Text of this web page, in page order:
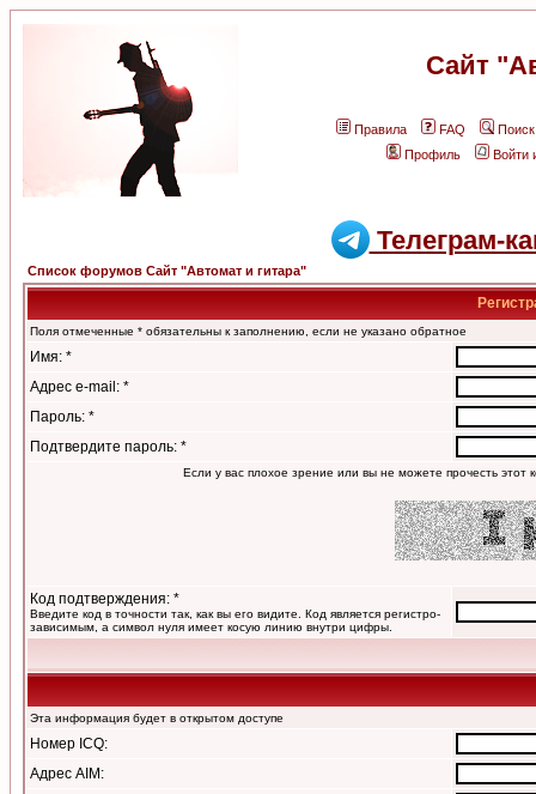
Сайт
Правила FAQ
Поиск
Профиль
Войти
Телеграм-
Список форумов Сайт "Автомат и гитара"
Поля отмеченные * обязательны к заполнению, если не указано обратное
Имя: *
Адрес e-mail: *
Пароль: *
Подтвердите пароль: *
Если у вас плохое зрение или вы не можете прочесть этот
Код подтверждения: *
Введите код в точности так, как вы его видите. Код является регистро-
зависимым, а символ нуля имеет косую линию внутри цифры.
Эта информация будет в открытом доступе
Номер ICQ:
Адрес AIM: